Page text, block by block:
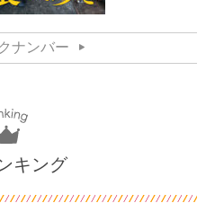
ナンバー
キング